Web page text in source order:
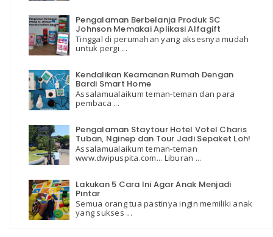
Pengalaman Berbelanja Produk SC
Johnson Memakai Aplikasi Alfagift
Tinggal di perumahan yang aksesnya mudah
untuk pergi ...
Kendalikan Keamanan Rumah Dengan
Bardi Smart Home
Assalamualaikum teman-teman dan para
pembaca ...
Pengalaman Staytour Hotel Votel Charis
Tuban, Nginep dan Tour Jadi Sepaket Loh!
Assalamualaikum teman-teman
www.dwipuspita.com... Liburan ...
Lakukan 5 Cara Ini Agar Anak Menjadi
Pintar
Semua orang tua pastinya ingin memiliki anak
yang sukses ...